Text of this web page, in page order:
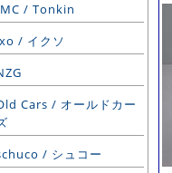
/ Tonkin
/ イクソ
Cars / オールドカー
/ シュコー